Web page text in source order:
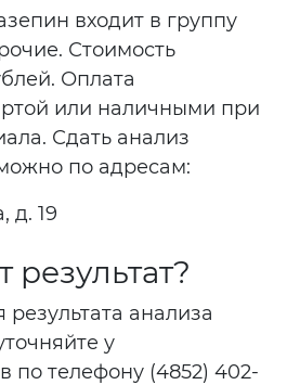
входит в группу
Стоимость
Оплата
или наличными при
Сдать анализ
по адресам:
д. 19
результат?
анализа
у
по телефону (4852) 402-